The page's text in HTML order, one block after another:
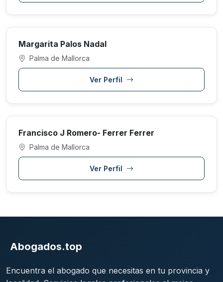
Margarita Palos Nadal
Palma de Mallorca
Ver Perfil
Francisco J Romero- Ferrer Ferrer
Palma de Mallorca
Ver Perfil
Abogados.top
Encuentra el abogado que necesitas en tu provincia y